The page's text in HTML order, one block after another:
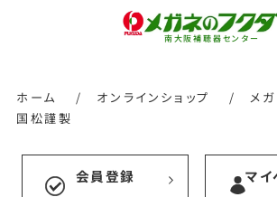
南大阪補聴器センター
サービス紹介
ホーム / オンラインショップ / メ
国松謹製
会員登録 マ